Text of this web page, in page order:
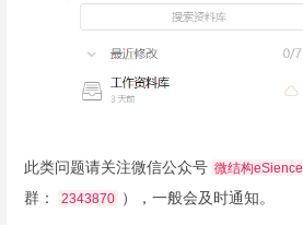
此类问题请关注微信公众号 微结构eSience
群：
2343870 ），一般会及时通知。